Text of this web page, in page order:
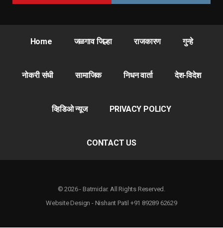
Home जळगाव जिल्हा राजकारण गुन्हे
नोकरी संधी सामाजिक निधन वार्ता देश-विदेश
व्हिडिओ न्यूज PRIVACY POLICY
CONTACT US
© 2026 - Batmidar. All Rights Reserved.
Website Design - Nishant Patil +91 89289 62629